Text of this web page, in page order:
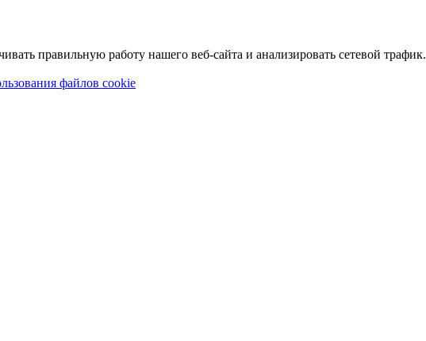
правильную работу нашего веб-сайта и анализировать сетевой трафик.
файлов cookie